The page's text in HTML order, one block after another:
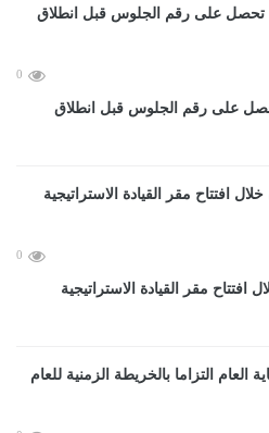
0
على رقم الجلوس قبل انطلاق
0
مقر القيادة الاستراتيجية